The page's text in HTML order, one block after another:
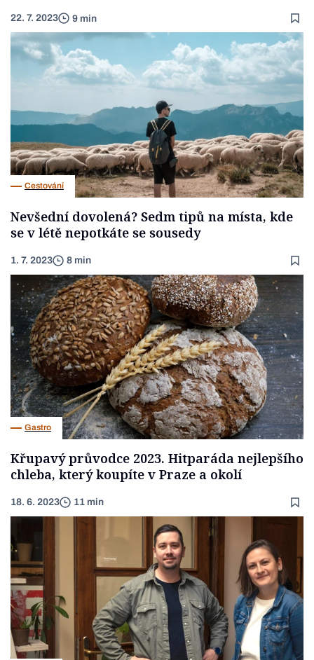
22. 7. 2023 9 min
Cestování
Nevšední dovolená? Sedm tipů na místa, kde
se v létě nepotkáte se sousedy
1. 7. 2023 8 min
Gastro
Křupavý průvodce 2023. Hitparáda nejlepšího
chleba, který koupíte v Praze a okolí
18. 6. 2023 11 min